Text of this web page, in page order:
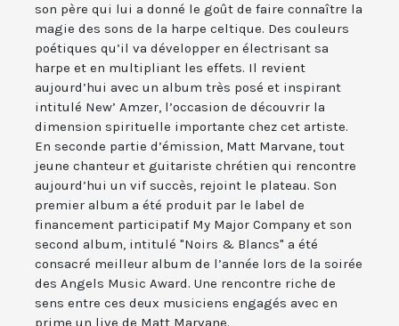
son père qui lui a donné le goût de faire connaître la
magie des sons de la harpe celtique. Des couleurs
poétiques qu’il va développer en électrisant sa
harpe et en multipliant les effets. Il revient
aujourd’hui avec un album très posé et inspirant
intitulé New’ Amzer, l’occasion de découvrir la
dimension spirituelle importante chez cet artiste.
En seconde partie d’émission, Matt Marvane, tout
jeune chanteur et guitariste chrétien qui rencontre
aujourd’hui un vif succès, rejoint le plateau. Son
premier album a été produit par le label de
financement participatif My Major Company et son
second album, intitulé "Noirs & Blancs" a été
consacré meilleur album de l’année lors de la soirée
des Angels Music Award. Une rencontre riche de
sens entre ces deux musiciens engagés avec en
prime un live de Matt Marvane.